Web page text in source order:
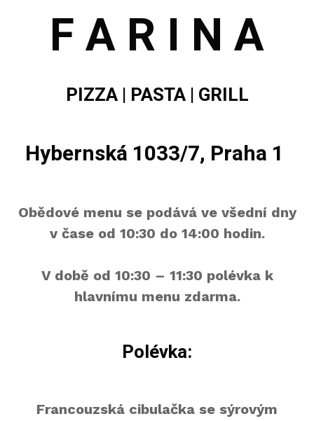
F A R I N A
PIZZA | PASTA | GRILL
Hybernská 1033/7, Praha 1
Obědové menu se podává ve všední dny
v čase od 10:30 do 14:00 hodin.
V době od 10:30 – 11:30 polévka k
hlavnímu menu zdarma.
Polévka:
Francouzská cibulačka se sýrovým